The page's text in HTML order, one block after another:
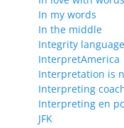
In my words
In the middle
Integrity
InterpretAmerica
Interpretation is
Interpreting
Interpreting en
JFK